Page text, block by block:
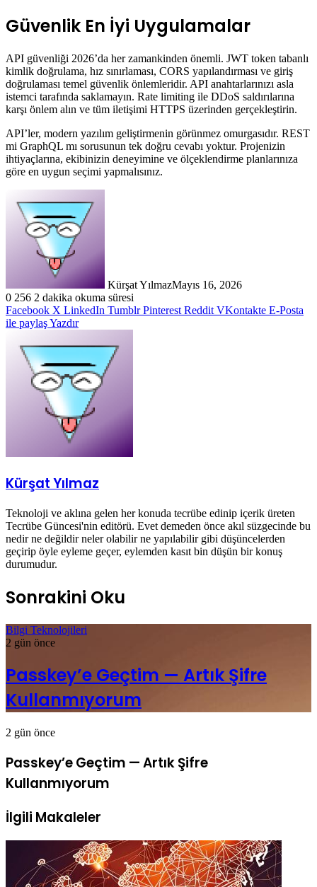
Güvenlik En İyi Uygulamalar
API güvenliği 2026’da her zamankinden önemli. JWT token tabanlı
kimlik doğrulama, hız sınırlaması, CORS yapılandırması ve giriş
doğrulaması temel güvenlik önlemleridir. API anahtarlarınızı asla
istemci tarafında saklamayın. Rate limiting ile DDoS saldırılarına
karşı önlem alın ve tüm iletişimi HTTPS üzerinden gerçekleştirin.
API’ler, modern yazılım geliştirmenin görünmez omurgasıdır. REST
mi GraphQL mı sorusunun tek doğru cevabı yoktur. Projenizin
ihtiyaçlarına, ekibinizin deneyimine ve ölçeklendirme planlarınıza
göre en uygun seçimi yapmalısınız.
Kürşat YılmazMayıs 16, 2026
0 256 2 dakika okuma süresi
Facebook X LinkedIn Tumblr Pinterest Reddit VKontakte E-Posta
ile paylaşYazdır
Kürşat Yılmaz
Teknoloji ve aklına gelen her konuda tecrübe edinip içerik üreten
Tecrübe Güncesi'nin editörü. Evet demeden önce akıl süzgecinde bu
nedir ne değildir neler olabilir ne yapılabilir gibi düşüncelerden
geçirip öyle eyleme geçer, eylemden kasıt bin düşün bir konuş
durumudur.
Sonrakini Oku
Bilgi Teknolojileri
2 gün önce
Passkey’e Geçtim — Artık Şifre
Kullanmıyorum
2 gün önce
Passkey’e Geçtim — Artık Şifre
Kullanmıyorum
İlgili Makaleler